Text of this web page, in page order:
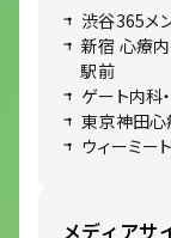
渋谷365メ
新宿 心療
駅前
ゲート内科
東京神田心
ウィーミー
メディアサ